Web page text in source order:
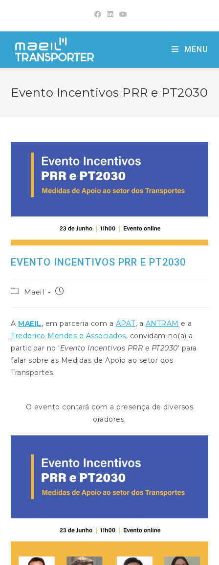
content
MENU
Evento Incentivos PRR e PT2030
EVENTO INCENTIVOS PRR E PT2030
PostMaeil
Post
A MAEIL, em parceria com a APAT, a ANTRAM e a
Frederico Mendes e Associados, convidam-no(a) a
participar no ‘Evento Incentivos PRR e PT2030’ para
falar sobre as Medidas de Apoio ao setor dos
Transportes.
O evento contará com a presença de diversos
oradores.